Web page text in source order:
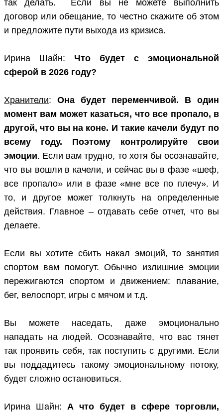
так делать. Если вы не можете выполнить
договор или обещание, то честно скажите об этом
и предложите пути выхода из кризиса.
Ирина Шайн: Что будет с эмоциональной
сферой в 2026 году?
Хранители: Она будет переменчивой. В один
момент вам может казаться, что все пропало, в
другой, что вы на коне. И такие качели будут по
всему году. Поэтому контролируйте свои
эмоции. Если вам трудно, то хотя бы осознавайте,
что вы вошли в качели, и сейчас вы в фазе «шеф,
все пропало» или в фазе «мне все по плечу». И
то, и другое может толкнуть на определенные
действия. Главное ­– отдавать себе отчет, что вы
делаете.
Если вы хотите сбить накал эмоций, то занятия
спортом вам помогут. Обычно излишние эмоции
пережигаются спортом и движением: плавание,
бег, велоспорт, игры с мячом и т.д.
Вы можете наседать, даже эмоционально
нападать на людей. Осознавайте, что вас тянет
так проявить себя, так поступить с другими. Если
вы поддадитесь такому эмоциональному потоку,
будет сложно остановиться.
Ирина Шайн: А что будет в сфере торговли,